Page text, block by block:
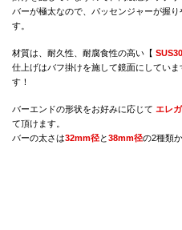
バーが極太なので、パッセンジャーが握
す。
材質は、耐久性、耐腐食性の高い【
仕上げはバフ掛けを施して鏡面にしてい
す！
バーエンドの形状をお好みに応じて エレ
て頂けます。
バーの太さは32mm径と38mm径の2種類